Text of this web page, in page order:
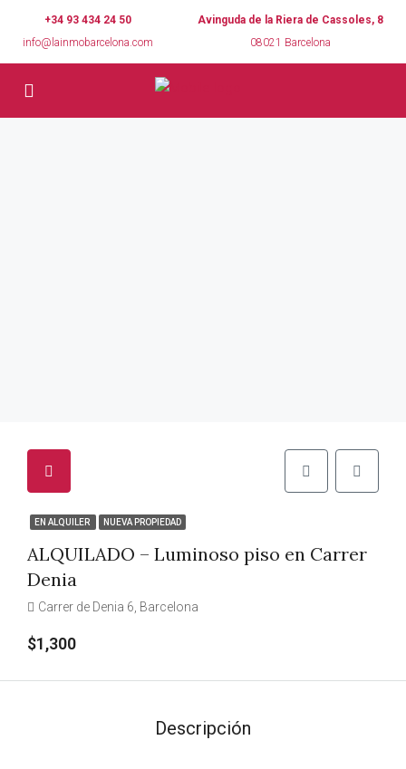
+34 93 434 24 50
info@lainmobarcelona.com
Avinguda de la Riera de Cassoles, 8
08021 Barcelona
EN ALQUILER NUEVA PROPIEDAD
ALQUILADO – Luminoso piso en Carrer
Denia
Carrer de Denia 6, Barcelona
$1,300
Descripción